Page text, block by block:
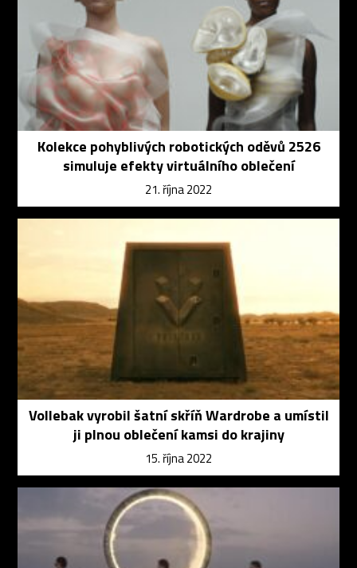
Kolekce pohyblivých robotických oděvů 2526
simuluje efekty virtuálního oblečení
21. října 2022
Vollebak vyrobil šatní skříň Wardrobe a umístil
ji plnou oblečení kamsi do krajiny
15. října 2022